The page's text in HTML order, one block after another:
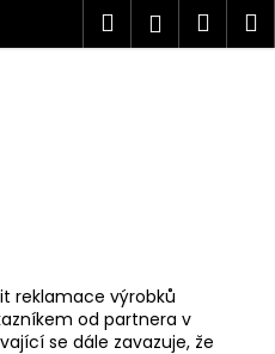
Hledat
reklamace výrobků
od partnera v
se dále zavazuje, že